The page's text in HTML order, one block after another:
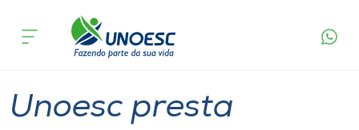
Cursos
acontece
Unoesc presta